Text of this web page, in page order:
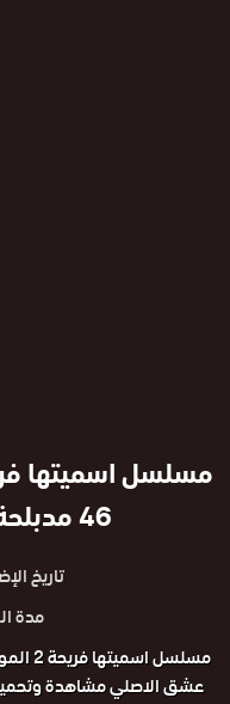
مسلسل اسميتها
46 مدبلحة قصة عشق 3sk
تاريخ
مدة
عشق الاصلي مشاهدة